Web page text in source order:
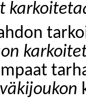
väkijoukon